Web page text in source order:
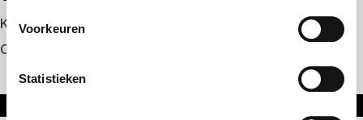
Voorkeuren
Statistieken
Kennismaken met MELON
Contact